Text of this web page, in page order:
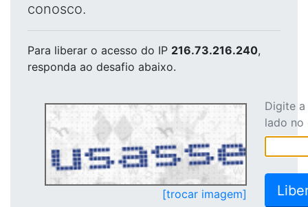
conosco.
Para liberar o acesso do IP 216.73.216.240,
responda ao desafio abaixo.
[trocar imagem]
Digite
lado no